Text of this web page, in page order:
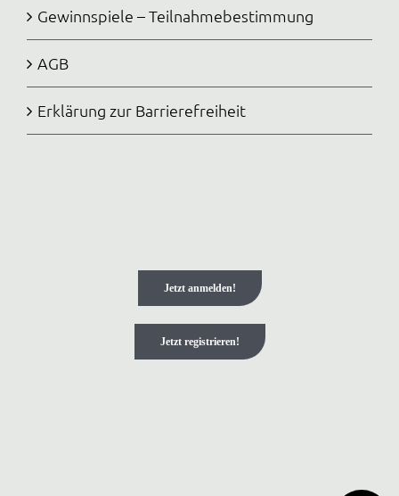
Gewinnspiele – Teilnahmebestimmung
AGB
Erklärung zur Barrierefreiheit
Jetzt anmelden!
Jetzt registrieren!